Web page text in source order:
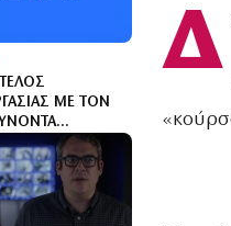
ΜΕ ΤΟΝ
ΓΡΗΓΌΡΗ
Δ